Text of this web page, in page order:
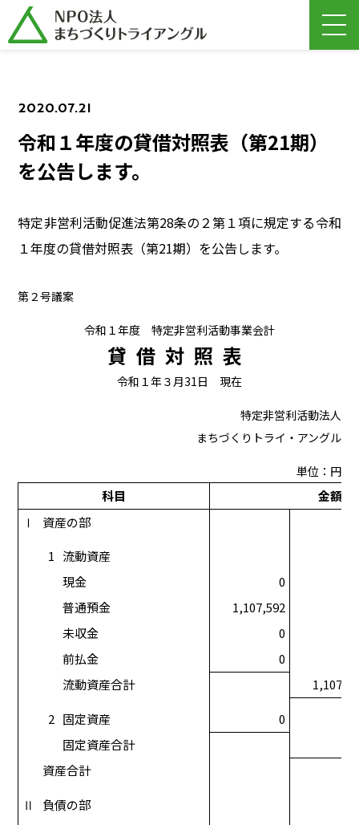
2020.07.21
令和１年度の貸借対照表（第21期）
を公告します。
特定非営利活動促進法第28条の２第１項に規定する令和
１年度の貸借対照表（第21期）を公告します。
第２号議案
令和１年度 特定非営利活動事業会計
貸借対照表
令和１年３月31日 現在
特定非営利活動法人
まちづくりトライ・アングル
単位：円
科目
金額
Ⅰ
資産の部
1 流動資産
現金
0
普通預金
1,107,592
未収金
0
前払金
0
流動資産合計
2 固定資産
0
固定資産合計
資産合計
Ⅱ
負債の部